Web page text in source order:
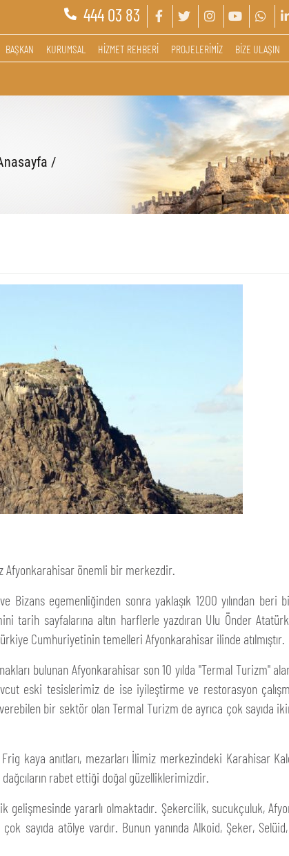
444 03 83
BAŞKAN KURUMSAL HİZMET REHBERİ PROJELERİMİZ BİZE ULAŞIN
/
Afyonkarahisar önemli bir merkezdir.
Bizans egemenliğinden sonra yaklaşık 1200 yılından
tarih sayfalarına altın harflerle yazdıran Ulu Önder
Cumhuriyetinin temelleri Afyonkarahisar ilinde atılmıştır.
bulunan Afyonkarahisar son 10 yılda "Termal Turizm"
eski tesislerimiz de ise iyileştirme ve restorasyon
bir sektör olan Termal Turizm de ayrıca çok sayıda
kaya anıtları, mezarları İlimiz merkezindeki Karahisar
dağcıların rabet ettiği doğal güzelliklerimizdir.
yararlı olmaktadır. Şekercilik, sucukçuluk,
sayıda atölye vardır. Bunun yanında Alkoid, Şeker,